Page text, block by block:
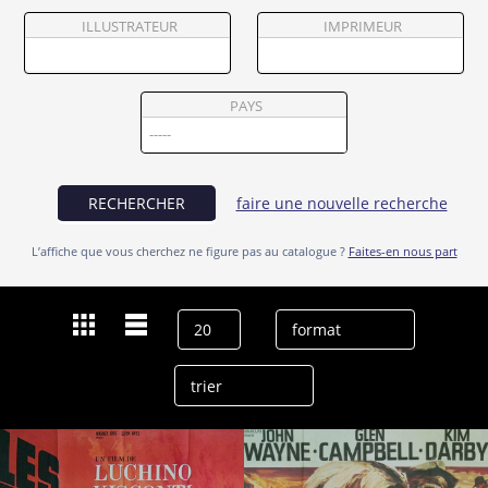
Vendre
ILLUSTRATEUR IMPRIMEUR
PAYS
RECHERCHER faire une nouvelle recherche
L’affiche que vous cherchez ne figure pas au catalogue ? Faites-en nous part